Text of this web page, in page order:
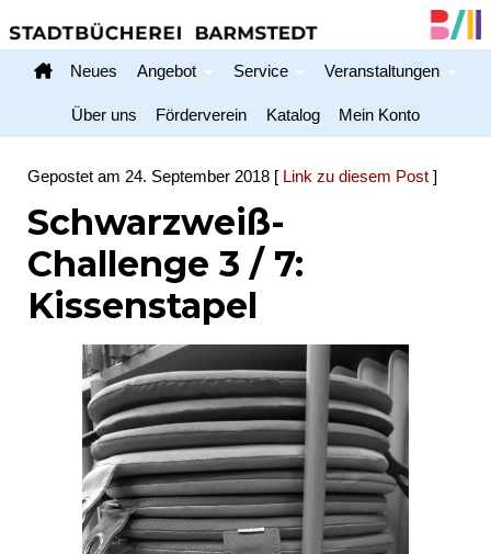
Neues Angebot Service Veranstaltungen
Über uns Förderverein Katalog Mein Konto
Gepostet am 24. September 2018 [ Link zu diesem Post ]
Schwarzweiß-
Challenge 3 / 7:
Kissenstapel